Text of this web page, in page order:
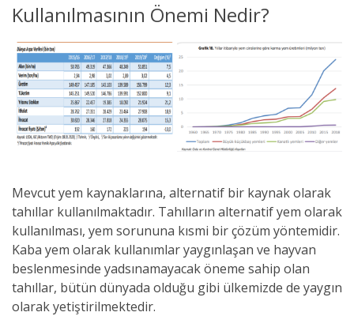
Kullanılmasının Önemi Nedir?
Mevcut yem kaynaklarına, alternatif bir kaynak olarak
tahıllar kullanılmaktadır. Tahılların alternatif yem olarak
kullanılması, yem sorununa kısmi bir çözüm yöntemidir.
Kaba yem olarak kullanımlar yaygınlaşan ve hayvan
beslenmesinde yadsınamayacak öneme sahip olan
tahıllar, bütün dünyada olduğu gibi ülkemizde de yaygın
olarak yetiştirilmektedir.